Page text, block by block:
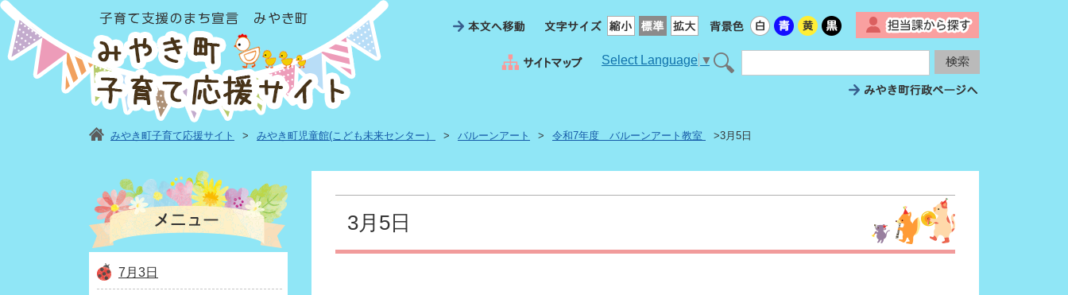
Select Language ▼
みやき町子育て応援サイト > みやき町児童館(こども未来センター） > バルーンアート > 令和7年度 バルーンアート教室 >3月5日
7月3日
3月5日